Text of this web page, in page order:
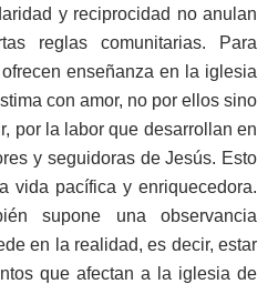
y reciprocidad no anulan
reglas comunitarias. Para
enseñanza en la iglesia
con amor, no por ellos sino
por la labor que desarrollan en
y seguidoras de Jesús. Esto
vida pacífica y enriquecedora.
supone una observancia
en la realidad, es decir, estar
que afectan a la iglesia de